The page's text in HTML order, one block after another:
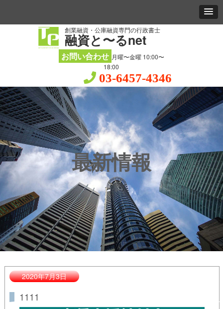
創業融資・公庫融資専門の行政書士
融資と〜るnet
お問い合わせ 月曜〜金曜 10:00〜
18:00
03-6457-4346
最新情報
2020年7月3日
1111